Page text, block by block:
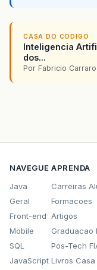
CASA DO CODIGO
Inteligencia
dos...
Por Fabricio
NAVEGUE
Java
Geral
Front-end
Mobile
SQL
JavaScript
APRENDA
Carreiras
Formacoes
Artigos
Graduacao
Pos-Tech
Livros